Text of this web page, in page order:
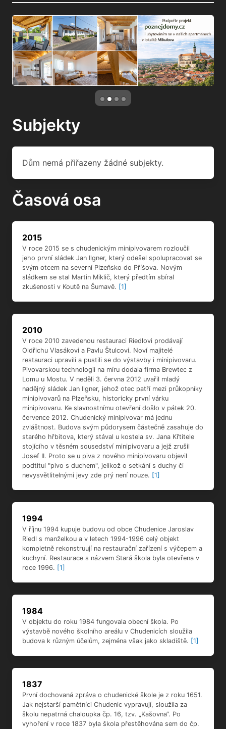
Subjekty
Dům nemá přiřazeny žádné subjekty.
Časová osa
2015
V roce 2015 se s chudenickým minipivovarem rozloučil
jeho první sládek Jan Ilgner, který odešel spolupracovat se
svým otcem na severní Plzeňsko do Příšova. Novým
sládkem se stal Martin Miklič, který předtím sbíral
zkušenosti v Koutě na Šumavě. [1]
2010
V roce 2010 zavedenou restauraci Riedlovi prodávají
Oldřichu Vlasákovi a Pavlu Štulcovi. Noví majitelé
restauraci upravili a pustili se do výstavby i minipivovaru.
Pivovarskou technologii na míru dodala firma Brewtec z
Lomu u Mostu. V neděli 3. června 2012 uvařil mladý
nadějný sládek Jan Ilgner, jehož otec patří mezi průkopníky
minipivovarů na Plzeňsku, historicky první várku
minipivovaru. Ke slavnostnímu otevření došlo v pátek 20.
července 2012. Chudenický minipivovar má jednu
zvláštnost. Budova svým půdorysem částečně zasahuje do
starého hřbitova, který stával u kostela sv. Jana Křtitele
stojícího v těsném sousedství minipivovaru a jejž zrušil
Josef II. Proto se u piva z nového minipivovaru objevil
podtitul "pivo s duchem", jelikož o setkání s duchy či
nevysvětlitelnými jevy zde prý není nouze. [1]
1994
V říjnu 1994 kupuje budovu od obce Chudenice Jaroslav
Riedl s manželkou a v letech 1994-1996 celý objekt
kompletně rekonstruují na restaurační zařízení s výčepem a
kuchyní. Restaurace s názvem Stará škola byla otevřena v
roce 1996. [1]
1984
V objektu do roku 1984 fungovala obecní škola. Po
výstavbě nového školního areálu v Chudenicích sloužila
budova k různým účelům, zejména však jako skladiště. [1]
1837
První dochovaná zpráva o chudenické škole je z roku 1651.
Jak nejstarší pamětníci Chudenic vypravují, sloužila za
školu nepatrná chaloupka čp. 16, tzv. „Kašovna“. Po
vyhoření v roce 1837 byla škola přestěhována sem do čp.